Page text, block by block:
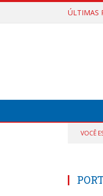
ÚLTIMAS
VOCÊ